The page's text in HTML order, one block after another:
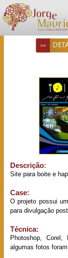
Descrição:
Site para boite e
Case:
O projeto possui
para divulgação
Técnica:
Photoshop, Corel,
algumas fotos